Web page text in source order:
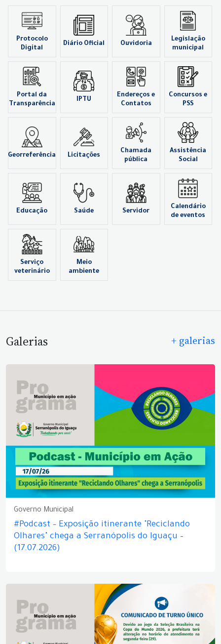
Protocolo
Digital
Diário Oficial Ouvidoria
Legislação
municipal
Portal da
Transparência
IPTU
Endereços e
Contatos
Concursos e
PSS
Georreferência Licitações
Chamada
pública
Assistência
Social
Educação Saúde Servidor
Calendário
de eventos
Serviço
veterinário
Meio
ambiente
Galerias + galerias
Governo Municipal
#Podcast – Exposição itinerante "Reciclando
Olhares" chega a Serranópolis do Iguaçu –
(17.07.2026)